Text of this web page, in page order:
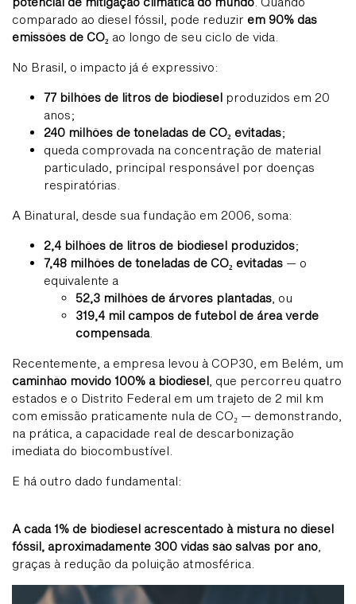
comparado ao diesel fóssil, pode reduzir em 90% das
emissões de CO₂ ao longo de seu ciclo de vida.
No Brasil, o impacto já é expressivo:
77 bilhões de litros de biodiesel produzidos em 20
anos;
240 milhões de toneladas de CO₂ evitadas;
queda comprovada na concentração de material
particulado, principal responsável por doenças
respiratórias.
A Binatural, desde sua fundação em 2006, soma:
2,4 bilhões de litros de biodiesel produzidos;
7,48 milhões de toneladas de CO₂ evitadas — o
equivalente a
52,3 milhões de árvores plantadas , ou
319,4 mil campos de futebol de área verde
compensada
Recentemente, a empresa levou à COP30, em Belém, um
caminhão movido 100% a biodiesel , que percorreu quatro
estados e o Distrito Federal em um trajeto de 2 mil km
com emissão praticamente nula de CO₂ — demonstrando,
na prática, a capacidade real de descarbonização
imediata do biocombustível.
E há outro dado fundamental:
A cada 1% de biodiesel acrescentado à mistura no diesel
fóssil, aproximadamente 300 vidas são salvas por ano
graças à redução da poluição atmosférica.